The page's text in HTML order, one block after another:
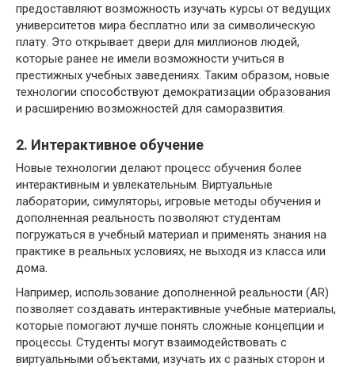
предоставляют возможность изучать курсы от ведущих
университетов мира бесплатно или за символическую
плату. Это открывает двери для миллионов людей,
которые ранее не имели возможности учиться в
престижных учебных заведениях. Таким образом, новые
технологии способствуют демократизации образования
и расширению возможностей для саморазвития.
2. Интерактивное обучение
Новые технологии делают процесс обучения более
интерактивным и увлекательным. Виртуальные
лаборатории, симуляторы, игровые методы обучения и
дополненная реальность позволяют студентам
погружаться в учебный материал и применять знания на
практике в реальных условиях, не выходя из класса или
дома.
Например, использование дополненной реальности (AR)
позволяет создавать интерактивные учебные материалы,
которые помогают лучше понять сложные концепции и
процессы. Студенты могут взаимодействовать с
виртуальными объектами, изучать их с разных сторон и